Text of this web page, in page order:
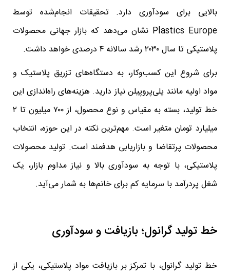
بالایی برای سودآوری دارد. تحقیقات انجام‌شده توسط
Plastics Europe نشان می‌دهد که بازار جهانی محصولات
پلاستیکی تا سال ۲۰۳۰ رشد سالانه ۴ درصدی خواهد داشت.
برای شروع این کسب‌وکار، به دستگاه‌های تزریق پلاستیک و
مواد اولیه مانند پلی‌پروپیلن نیاز دارید. هزینه‌های راه‌اندازی این
خط تولید، بسته به مقیاس و نوع محصول، از ۷۰۰ میلیون تا ۲
میلیارد تومان متغیر است. مهم‌ترین نکته در این حوزه، انتخاب
محصولات پرتقاضا و بازاریابی هدفمند است. تولید محصولات
پلاستیکی، با توجه به سودآوری بالا و نیاز مداوم بازار، یک
شغل پردرآمد با سرمایه کم برای خانم‌ها به شمار می‌آید.
خط تولید گرانول؛ بازیافت و سودآوری
خط تولید گرانول، با تمرکز بر بازیافت مواد پلاستیکی، یکی از